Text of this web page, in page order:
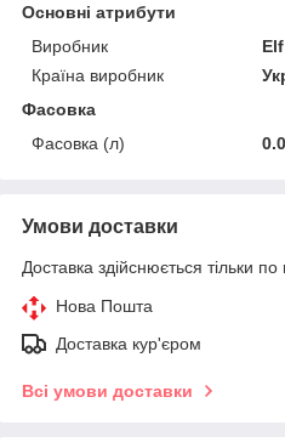
Основні атрибути
Виробник
Elf
Країна виробник
Фасовка
Фасовка (л)
Умови доставки
Доставка здійснюється тільки по
Нова Пошта
Доставка кур'єром
Всі умови доставки